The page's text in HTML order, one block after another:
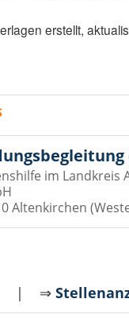
erstellt,
im Landkreis
Altenkirchen
| ⇒